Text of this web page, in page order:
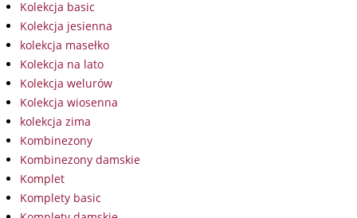
Kolekcja basic
Kolekcja jesienna
kolekcja masełko
Kolekcja na lato
Kolekcja welurów
Kolekcja wiosenna
kolekcja zima
Kombinezony
Kombinezony damskie
Komplet
Komplety basic